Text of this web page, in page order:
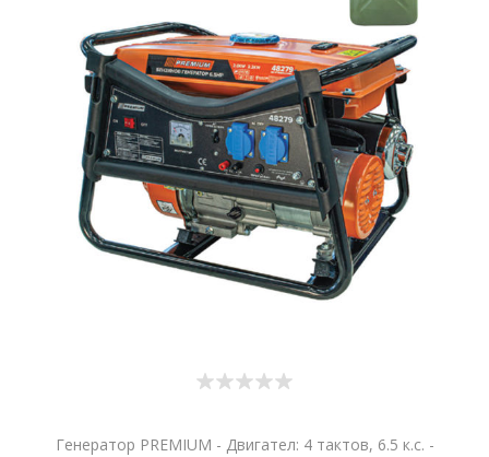
Генератор PREMIUM - Двигател: 4 тактов, 6.5 к.с. -